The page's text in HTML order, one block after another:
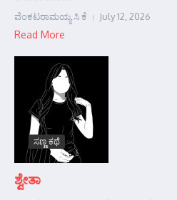
ವೆಂಕಟರಾಮಯ್ಯ ಸಿ ಕೆ July 12, 2026
Read More
ಸಣ್ಣ ಕಥೆ
ಶ್ವೇತಾ